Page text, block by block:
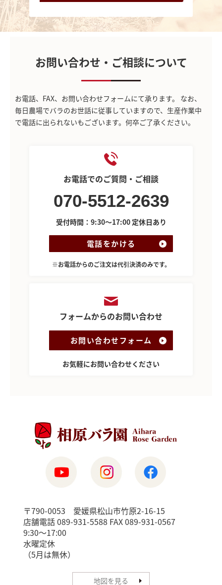
お問い合わせ・ご相談について
お電話、FAX、お問い合わせフォームにて承ります。
なお、
毎日農場でバラのお世話に従事していますので、生産作業中
で電話に出られないもございます。何卒ご了承ください。
お電話でのご質問・ご相談
070-5512-2639
受付時間：9:30～17:00 定休日あり
電話をかける
※お電話からのご注文は代引決済のみです。
フォームからのお問い合わせ
お問い合わせフォーム
お気軽にお問い合わせください
〒790-0053 愛媛県松山市竹原2-16-15
店舗電話 089-931-5588 FAX 089-931-0567
9:30〜17:00
水曜定休
（5月は無休）
地図を見る